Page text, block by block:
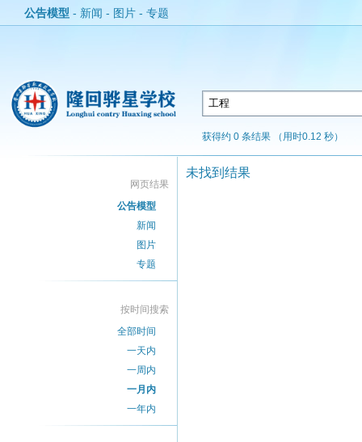
公告模型 - 新闻 - 图片 - 专题
获得约 0 条结果 （用时0.12 秒）
网页结果
公告模型
新闻
图片
专题
按时间搜索
全部时间
一天内
一周内
一月内
一年内
未找到结果